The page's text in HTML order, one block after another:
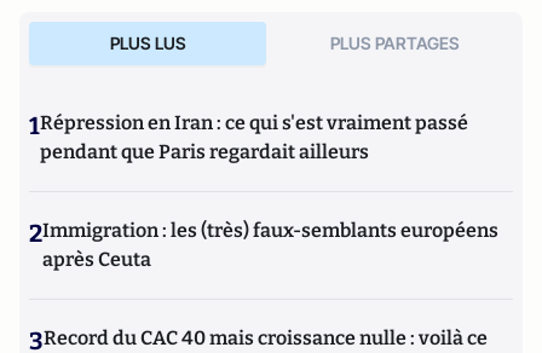
Projet: La stratégie de conquête et d'infiltration des frères
musulmans en France et dans le monde(Editions de
L'Artilleur).
PLUS LUS PLUS PARTAGES
1Répression en Iran : ce qui s'est vraiment passé
pendant que Paris regardait ailleurs
2Immigration : les (très) faux-semblants européens
après Ceuta
3Record du CAC 40 mais croissance nulle : voilà ce